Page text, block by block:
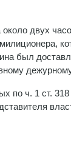
двух
был
по ч. 1 ст.